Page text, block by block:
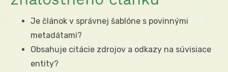
Je článok v správnej šablóne s povinnými
metadátami?
Obsahuje citácie zdrojov a odkazy na súvisiace
entity?